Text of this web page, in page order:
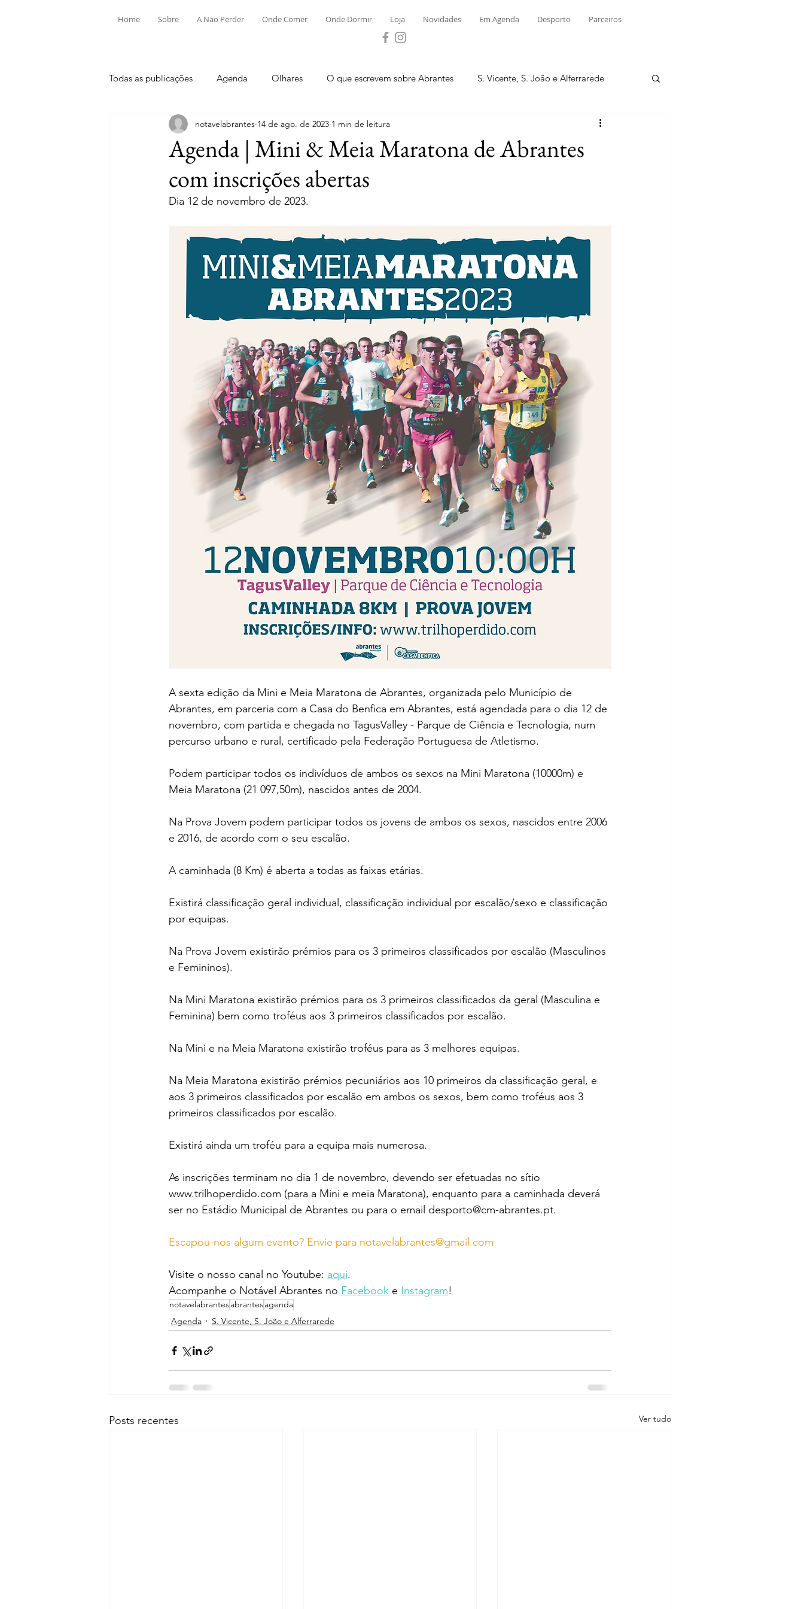
Home Sobre A Não Perder Onde Comer Onde Dormir Loja Novidades Em Agenda Desporto Parceiros
Todas as publicações Agenda Olhares O que escrevem sobre Abrantes S. Vicente, S. João e Alferrarede
Aldeia do Mato e Souto Alvega e Concavada Bemposta
Pego Rio de Moinhos S. Facundo e Vale das Mós
Agenda | Mini & Meia Maratona de Abrantes
com inscrições abertas
notavelabrantes 14 de ago. de 2023 1 min de leitura
Dia 12 de novembro de 2023.
A sexta edição da Mini e Meia Maratona de Abrantes, organizada pelo Município de
Abrantes, em parceria com a Casa do Benfica em Abrantes, está agendada para o dia 12 de
novembro, com partida e chegada no TagusValley - Parque de Ciência e Tecnologia, num
percurso urbano e rural, certificado pela Federação Portuguesa de Atletismo.
Podem participar todos os indivíduos de ambos os sexos na Mini Maratona (10000m) e
Meia Maratona (21 097,50m), nascidos antes de 2004.
Na Prova Jovem podem participar todos os jovens de ambos os sexos, nascidos entre 2006
e 2016, de acordo com o seu escalão.
A caminhada (8 Km) é aberta a todas as faixas etárias.
Existirá classificação geral individual, classificação individual por escalão/sexo e classificação
por equipas.
Na Prova Jovem existirão prémios para os 3 primeiros classificados por escalão (Masculinos
e Femininos).
Na Mini Maratona existirão prémios para os 3 primeiros classificados da geral (Masculina e
Feminina) bem como troféus aos 3 primeiros classificados por escalão.
Na Mini e na Meia Maratona existirão troféus para as 3 melhores equipas.
Na Meia Maratona existirão prémios pecuniários aos 10 primeiros da classificação geral, e
aos 3 primeiros classificados por escalão em ambos os sexos, bem como troféus aos 3
primeiros classificados por escalão.
Existirá ainda um troféu para a equipa mais numerosa.
As inscrições terminam no dia 1 de novembro, devendo ser efetuadas no sítio
www.trilhoperdido.com (para a Mini e meia Maratona), enquanto para a caminhada deverá
ser no Estádio Municipal de Abrantes ou para o email desporto@cm-abrantes.pt.
Escapou-nos algum evento? Envie para notavelabrantes@gmail.com
Visite o nosso canal no Youtube: aqui.
Acompanhe o Notável Abrantes no Facebook e Instagram!
notavelabrantesabrantesagenda
Agenda
S. Vicente, S. João e Alferrarede
Posts recentes Ver tudo